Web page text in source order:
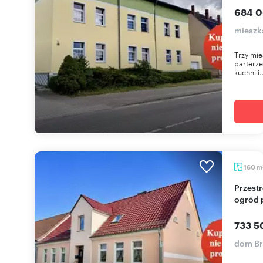
684
Trzy
kuchni
160 m
Przestronny dom z potencjałem, 7 pokoi, garaże,
ogród
733
dom